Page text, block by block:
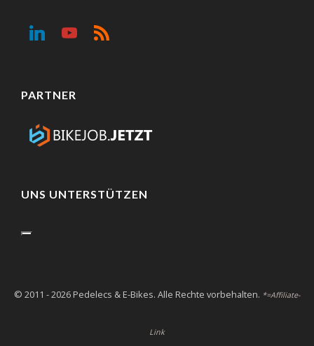
PARTNER
UNS UNTERSTÜTZEN
© 2011 - 2026 Pedelecs & E-Bikes. Alle Rechte vorbehalten. *=Affiliate-
Link